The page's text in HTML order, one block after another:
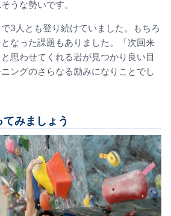
うな勢いです。
3人とも登り続けていました。もちろ
なった課題もありました。「次回来
思わせてくれる岩が見つかり良い目
ングのさらなる励みになりことでし
みましょう